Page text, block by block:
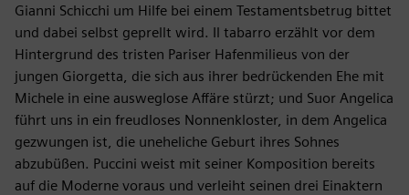
Gianni Schicchi um Hilfe bei einem Testamentsbetrug bittet
und dabei selbst geprellt wird. Il tabarro erzählt vor dem
Hintergrund des tristen Pariser Hafenmilieus von der
jungen Giorgetta, die sich aus ihrer bedrückenden Ehe mit
Michele in eine ausweglose Affäre stürzt; und Suor Angelica
führt uns in ein freudloses Nonnenkloster, in dem Angelica
gezwungen ist, die uneheliche Geburt ihres Sohnes
abzubüßen. Puccini weist mit seiner Komposition bereits
auf die Moderne voraus und verleiht seinen drei Einaktern